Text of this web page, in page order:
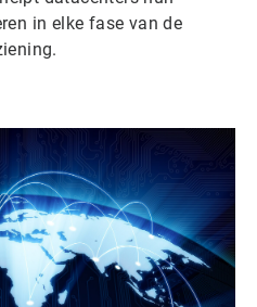
in elke fase van de